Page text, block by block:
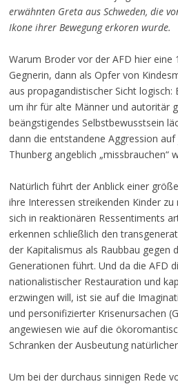
erwähnten Greta aus Schweden, die
Ikone ihrer Bewegung erkoren wurde.
Warum Broder vor der AFD hier eine
Gegnerin, dann als Opfer von
aus propagandistischer Sicht
um ihr für alte Männer und autoritär
beängstigendes Selbstbewusstsein
dann die entstandene Aggression
Thunberg angeblich „missbrauchen“
Natürlich führt der Anblick einer
ihre Interessen streikenden Kinder
sich in reaktionären Ressentiments
erkennen schließlich den
der Kapitalismus als Raubbau gegen
Generationen führt. Und da die AFD
nationalistischer Restauration und
erzwingen will, ist sie auf die
und personifizierter Krisenursachen
angewiesen wie auf die
Schranken der Ausbeutung
Um bei der durchaus sinnigen Rede